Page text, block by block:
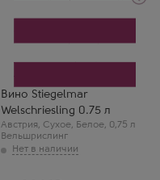
Вино Stiegelmar
Welschriesling 0.75 л
Австрия, Сухое, Белое, 0,75 л
Вельшрислинг
Вельшрислинг
Вельшрислинг
Страна
Австрия
Регион
Бургенланд